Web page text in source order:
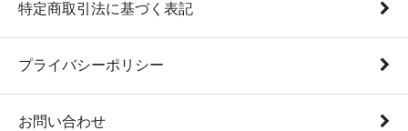
特定商取引法に基づく表記
プライバシーポリシー
お問い合わせ